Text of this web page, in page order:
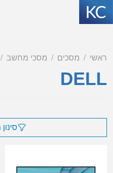
ראשי מסכים מסכי מחשב
DELL